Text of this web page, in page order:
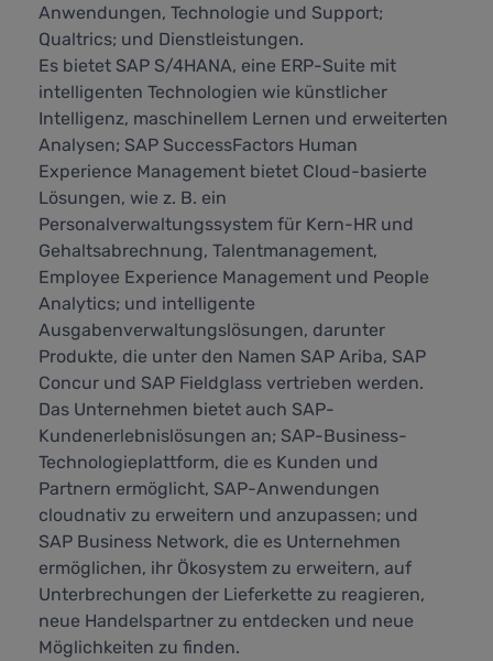
Anwendungen, Technologie und Support;
Qualtrics; und Dienstleistungen.
Es bietet SAP S/4HANA, eine ERP-Suite mit
intelligenten Technologien wie künstlicher
Intelligenz, maschinellem Lernen und erweiterten
Analysen; SAP SuccessFactors Human
Experience Management bietet Cloud-basierte
Lösungen, wie z. B. ein
Personalverwaltungssystem für Kern-HR und
Gehaltsabrechnung, Talentmanagement,
Employee Experience Management und People
Analytics; und intelligente
Ausgabenverwaltungslösungen, darunter
Produkte, die unter den Namen SAP Ariba, SAP
Concur und SAP Fieldglass vertrieben werden.
Das Unternehmen bietet auch SAP-
Kundenerlebnislösungen an; SAP-Business-
Technologieplattform, die es Kunden und
Partnern ermöglicht, SAP-Anwendungen
cloudnativ zu erweitern und anzupassen; und
SAP Business Network, die es Unternehmen
ermöglichen, ihr Ökosystem zu erweitern, auf
Unterbrechungen der Lieferkette zu reagieren,
neue Handelspartner zu entdecken und neue
Möglichkeiten zu finden.